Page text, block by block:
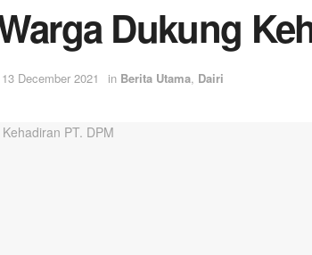
Dukung
13 December 2021 in Berita Utama, Dairi